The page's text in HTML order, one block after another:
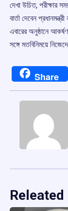
দেখা উচিত, পরীক্ষার
বার্তা দেবেন
এবারের অনুষ্ঠানে আকর্ষণ
সঙ্গে মতবিনিময়ে
Share